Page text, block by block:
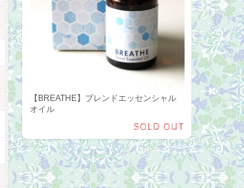
【BREATHE】ブレンドエッセンシャル
オイル
SOLD OUT